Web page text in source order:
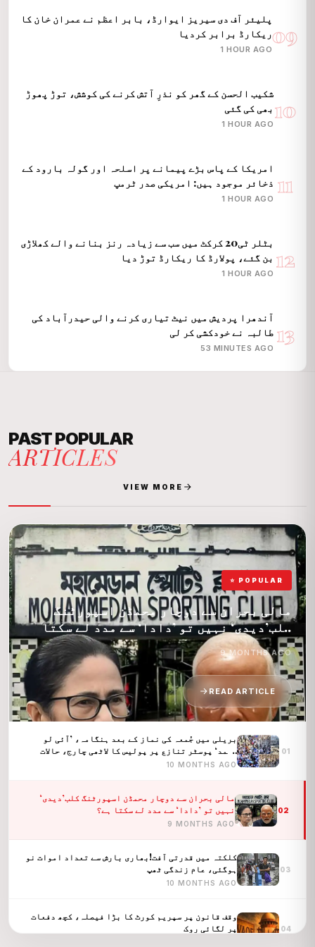
09
پلیئر آف دی سیریز ایوارڈ، بابر اعظم نے عمران خان کا
ریکارڈ برابر کردیا
1 HOUR AGO
10
شکیب الحسن کے گھر کو نذرِ آتش کرنے کی کوشش، توڑ پھوڑ
بھی کی گئی
1 HOUR AGO
11
امریکا کے پاس بڑے پیمانے پر اسلحہ اور گولہ بارود کے
ذخائر موجود ہیں: امریکی صدر ٹرمپ
1 HOUR AGO
12
بٹلر ٹی20 کرکٹ میں سب سے زیادہ رنز بنانے والے کھلاڑی
بن گئے، پولارڈ کا ریکارڈ توڑ دیا
1 HOUR AGO
13
آندھرا پردیش میں نیٹ تیاری کرنے والی حیدرآباد کی
طالبہ نے خودکشی کر لی
53 MINUTES AGO
PAST POPULAR
ARTICLES
VIEW MORE
⭐ POPULAR
مالی بحران سے دوچار محمڈن اسپورٹنگ
کلب’دیدی‘ نہیں تو ’دادا‘ سے مدد لے سکتا
ہے؟
9 MONTHS AGO
READ ARTICLE
01
بریلی میں جُمعہ کی نماز کے بعد ہنگامہ، ’آئی لو
محمد‘ پوسٹر تنازع پر پولیس کا لاٹھی چارج، حالات
کشیدہ
10 MONTHS AGO
02
مالی بحران سے دوچار محمڈن اسپورٹنگ کلب’دیدی‘
نہیں تو ’دادا‘ سے مدد لے سکتا ہے؟
9 MONTHS AGO
03
کلکتہ میں قدرتی آفت!بھاری بارش سے تعداد اموات نو
ہوگئی، عام زندگی ٹھپ
10 MONTHS AGO
04
وقف قانون پر سپریم کورٹ کا بڑا فیصلہ، کچھ دفعات
پر لگائی روک